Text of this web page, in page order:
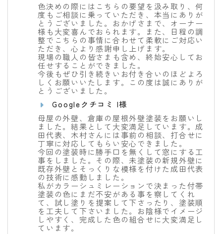
色決めの際にはこちらの要望を汲み取り、何
度もご相談に乗っていただき、本当にありが
とうございました。おかげさまで、オーナー
様も大変喜んでおられます。また、日程の調
整でこちらの事情に合わせて柔軟にご対応い
ただき、心より感謝申し上げます。
現場の職人の皆さまも含め、終始安心してお
任せすることができました。
今後もぜひ引き続きいお付き合いのほどよろ
しくお願いいたします。この度は誠にありが
とうございました。
Googleクチコミ I様
母屋の外壁、倉庫の屋根外壁塗装をお願いし
ました。結果として大変満足しています。成
田代表、木村さんには事前の相談、打合せに
丁寧に対応してもらい安心できました。
今回の塗装時に勝手口を無くして窓にする工
事をしました。その際、未塗装の新規外壁に
既存外壁とそっくりな模様を付けた成田代表
の技術に感動しました。
私がカラーシュミレーションで決まった付帯
塗装の色にまだ不安がある事を察してくれ
て、試し塗りを提案して下さったり、塗装順
を工夫して下さいました。お陰様でイメージ
しやすく、完成した色の組合せに大変満足し
ています。